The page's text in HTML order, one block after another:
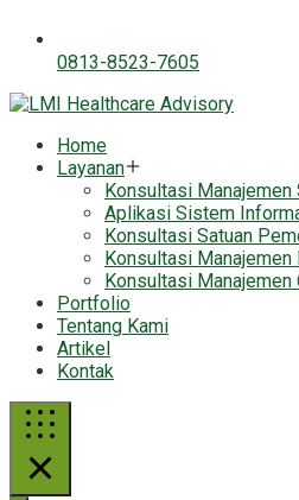
0813-8523-7605
Home
Layanan
Konsultasi Manajemen
Aplikasi Sistem
Konsultasi Satuan
Konsultasi
Konsultasi Manajemen
Portfolio
Tentang Kami
Artikel
Kontak